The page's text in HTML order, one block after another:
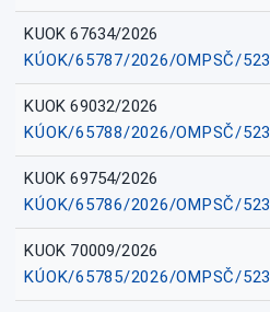
KUOK 67634/2026
KÚOK/65787/2026/OMPSČ/523
KUOK 69032/2026
KÚOK/65788/2026/OMPSČ/523
KUOK 69754/2026
KÚOK/65786/2026/OMPSČ/523
KUOK 70009/2026
KÚOK/65785/2026/OMPSČ/523